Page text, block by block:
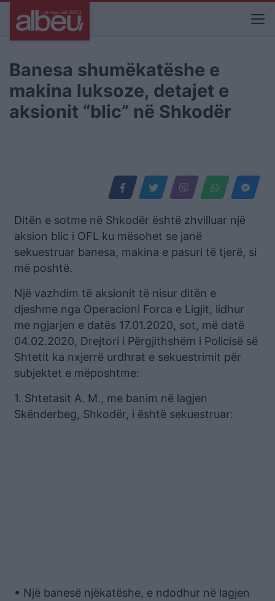
Banesa shumëkatëshe e
makina luksoze, detajet e
aksionit “blic” në Shkodër
Ditën e sotme në Shkodër është zhvilluar një
aksion blic i OFL ku mësohet se janë
sekuestruar banesa, makina e pasuri të tjerë, si
më poshtë.
Një vazhdim të aksionit të nisur ditën e
djeshme nga Operacioni Forca e Ligjit, lidhur
me ngjarjen e datës 17.01.2020, sot, më datë
04.02.2020, Drejtori i Përgjithshëm i Policisë së
Shtetit ka nxjerrë urdhrat e sekuestrimit për
subjektet e mëposhtme:
1. Shtetasit A. M., me banim në lagjen
Skënderbeg, Shkodër, i është sekuestruar:
• Një banesë njëkatëshe, e ndodhur në lagjen